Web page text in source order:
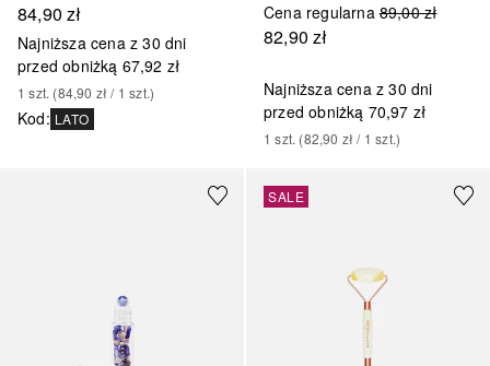
84,90 zł
Najniższa cena z 30 dni
przed obniżką 67,92 zł
1 szt. (84,90 zł / 1 szt.)
Kod: LATO
Cena regularna 89,00 zł
82,90 zł
Najniższa cena z 30 dni
przed obniżką 70,97 zł
1 szt. (82,90 zł / 1 szt.)
SALE